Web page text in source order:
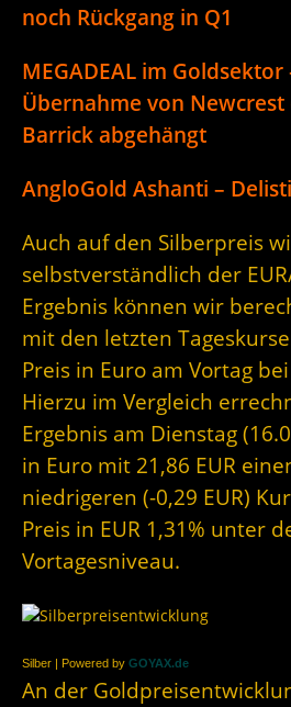
noch Rückgang in Q1
MEGADEAL im Goldsektor
Übernahme von
Barrick abgehängt
AngloGold Ashanti –
Auch auf den Silberpreis
selbstverständlich der
Ergebnis können wir
mit den letzten
Preis in Euro am Vortag
Hierzu im Vergleich
Ergebnis am Dienstag
in Euro mit 21,86 EUR
niedrigeren (-0,29 EUR)
Preis in EUR 1,31% unter
Vortagesniveau.
Silber | Powered by GOYAX.de
An der